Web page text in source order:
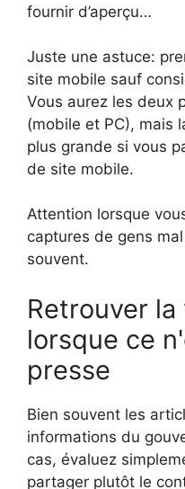
fournir d’aperçu…
Juste une astuce:
site mobile sauf
Vous aurez les deux
(mobile et PC), mais
plus grande si vous
de site mobile.
Attention lorsque
captures de gens
souvent.
Retrouver
lorsque ce
presse
Bien souvent les
informations du
cas, évaluez
partager plutôt le